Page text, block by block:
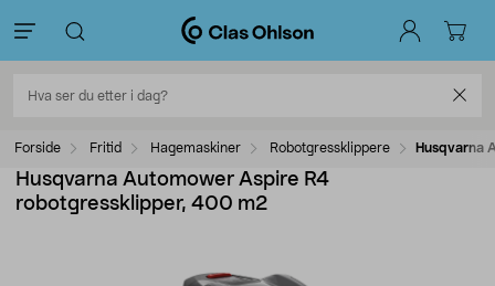
Forside Fritid Hagemaskiner Robotgressklippere Husqvarna
Husqvarna Automower Aspire R4
robotgressklipper, 400 m2